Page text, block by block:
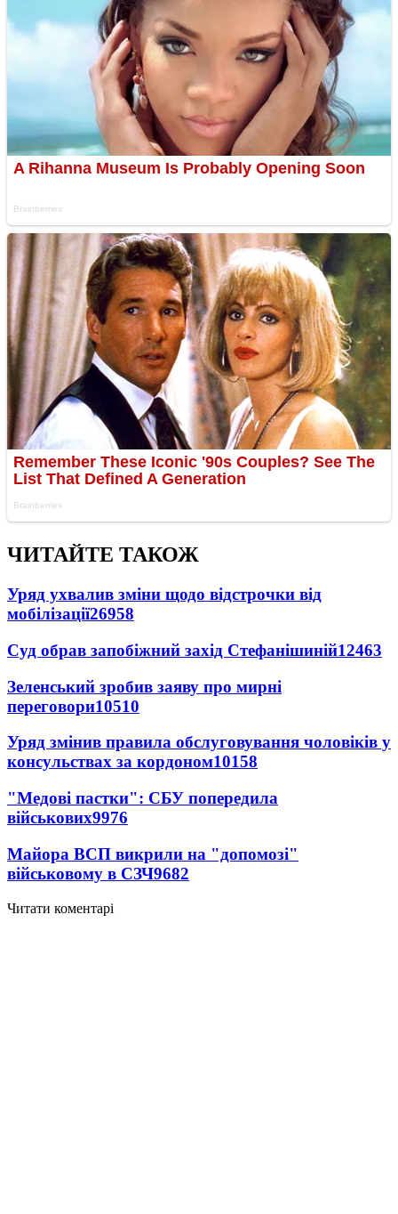
ЧИТАЙТЕ ТАКОЖ
Уряд ухвалив зміни щодо відстрочки від
мобілізації26958
Суд обрав запобіжний захід Стефанішиній12463
Зеленський зробив заяву про мирні
переговори10510
Уряд змінив правила обслуговування чоловіків у
консульствах за кордоном10158
"Медові пастки": СБУ попередила
військових9976
Майора ВСП викрили на "допомозі"
військовому в СЗЧ9682
Читати коментарі